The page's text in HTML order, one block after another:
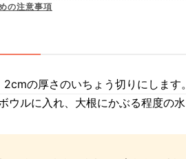
の注意事項
の厚さのいちょう切りにします。
ウルに入れ、大根にかぶる程度の